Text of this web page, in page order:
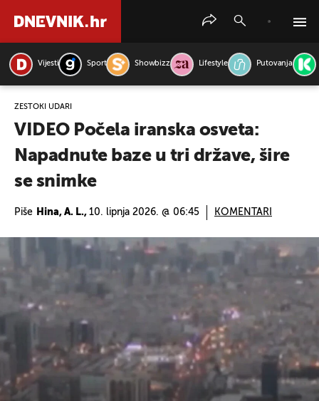
Vijesti Sport Showbizz Lifestyle Putovanja
ŽESTOKI UDARI
VIDEO Počela iranska osveta:
Napadnute baze u tri države, šire
se snimke
Piše Hina, A. L., 10. lipnja 2026. @ 06:45 KOMENTARI
PRETRAŽITE VIJESTI